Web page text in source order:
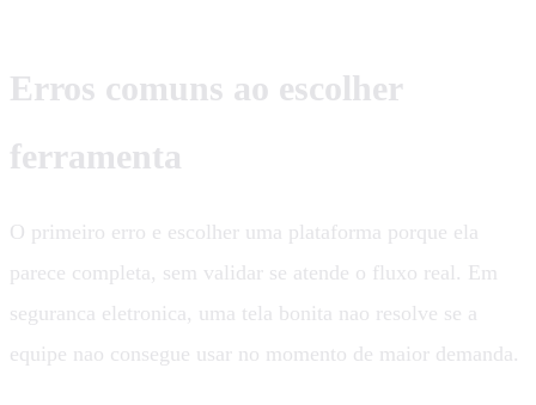
Erros comuns ao escolher
ferramenta
O primeiro erro e escolher uma plataforma porque ela
parece completa, sem validar se atende o fluxo real. Em
seguranca eletronica, uma tela bonita nao resolve se a
equipe nao consegue usar no momento de maior demanda.